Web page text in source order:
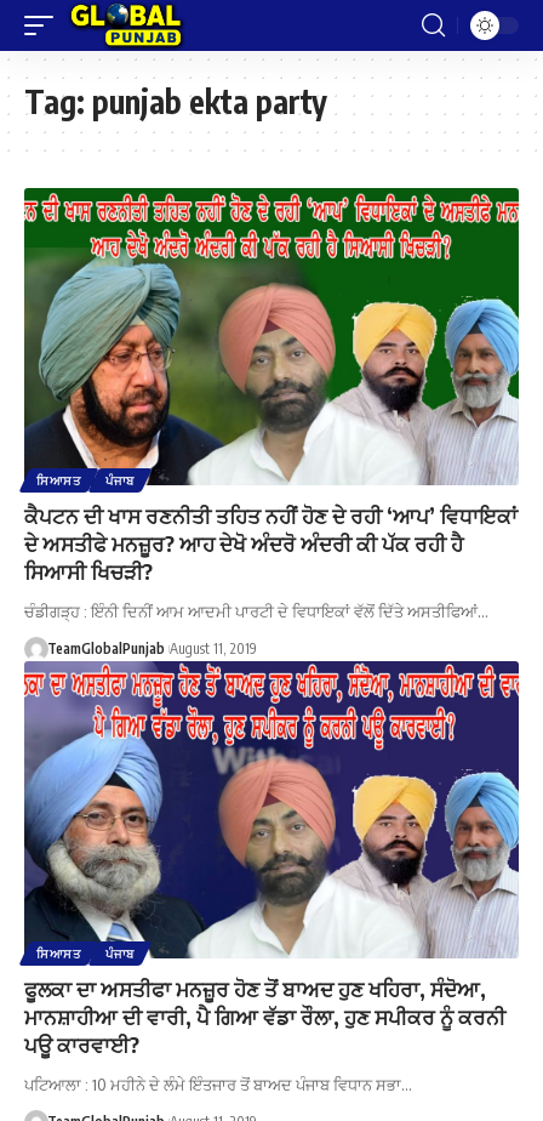
Tag: punjab ekta party
ਸਿਆਸਤ ਪੰਜਾਬ
ਕੈਪਟਨ ਦੀ ਖਾਸ ਰਣਨੀਤੀ ਤਹਿਤ ਨਹੀਂ ਹੋਣ ਦੇ ਰਹੀ ‘ਆਪ’ ਵਿਧਾਇਕਾਂ
ਦੇ ਅਸਤੀਫੇ ਮਨਜ਼ੂਰ? ਆਹ ਦੇਖੋ ਅੰਦਰੋ ਅੰਦਰੀ ਕੀ ਪੱਕ ਰਹੀ ਹੈ
ਸਿਆਸੀ ਖਿਚੜੀ?
ਚੰਡੀਗੜ੍ਹ : ਇੰਨੀ ਦਿਨੀਂ ਆਮ ਆਦਮੀ ਪਾਰਟੀ ਦੇ ਵਿਧਾਇਕਾਂ ਵੱਲੋਂ ਦਿੱਤੇ ਅਸਤੀਫਿਆਂ…
TeamGlobalPunjab August 11, 2019
ਸਿਆਸਤ ਪੰਜਾਬ
ਫੂਲਕਾ ਦਾ ਅਸਤੀਫਾ ਮਨਜ਼ੂਰ ਹੋਣ ਤੋਂ ਬਾਅਦ ਹੁਣ ਖਹਿਰਾ, ਸੰਦੋਆ,
ਮਾਨਸ਼ਾਹੀਆ ਦੀ ਵਾਰੀ, ਪੈ ਗਿਆ ਵੱਡਾ ਰੌਲਾ, ਹੁਣ ਸਪੀਕਰ ਨੂੰ ਕਰਨੀ
ਪਊ ਕਾਰਵਾਈ?
ਪਟਿਆਲਾ : 10 ਮਹੀਨੇ ਦੇ ਲੰਮੇ ਇੰਤਜਾਰ ਤੋਂ ਬਾਅਦ ਪੰਜਾਬ ਵਿਧਾਨ ਸਭਾ…